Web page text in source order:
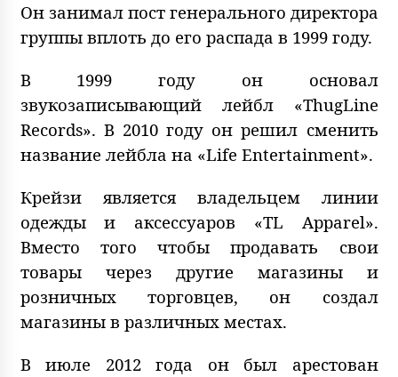
Он занимал пост генерального директора
группы вплоть до его распада в 1999 году.
В 1999 году он основал
звукозаписывающий лейбл «ThugLine
Records». В 2010 году он решил сменить
название лейбла на «Life Entertainment».
Крейзи является владельцем линии
одежды и аксессуаров «TL Apparel».
Вместо того чтобы продавать свои
товары через другие магазины и
розничных торговцев, он создал
магазины в различных местах.
В июле 2012 года он был арестован